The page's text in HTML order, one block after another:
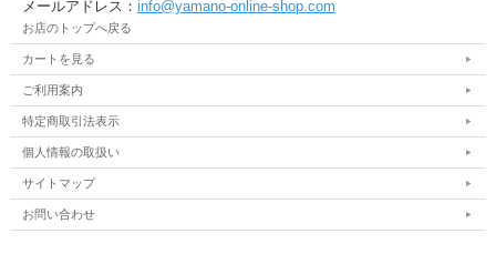
メールアドレス： info@yamano-online-shop.com
お店のトップへ戻る
カートを見る
ご利用案内
特定商取引法表示
個人情報の取扱い
サイトマップ
お問い合わせ